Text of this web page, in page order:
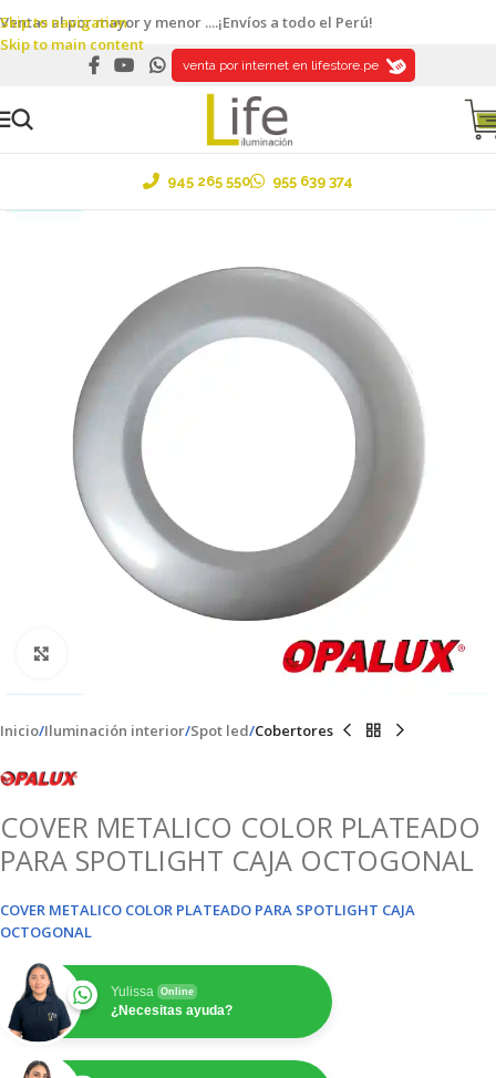
Skip to navigation
Skip to main content
Ventas al por mayor y menor ....¡Envíos a todo el Perú!
venta por internet en lifestore.pe
945 265 550 955 639 374
Inicio Iluminación interior Spot led Cobertores
COVER METALICO COLOR PLATEADO
PARA SPOTLIGHT CAJA OCTOGONAL
COVER METALICO COLOR PLATEADO PARA SPOTLIGHT CAJA
OCTOGONAL
Yulissa Online
¿Necesitas ayuda?